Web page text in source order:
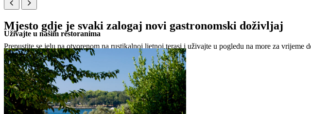
Mjesto gdje je svaki zalogaj novi gastronomski doživljaj
Prepustite se jelu na otvorenom na rustikalnoj ljetnoj terasi i uživajte u pogledu na more za vrijeme
Uživajte u našim restoranima